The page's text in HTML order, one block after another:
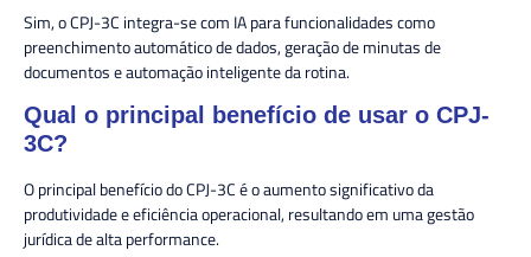
Sim, o CPJ-3C integra-se com IA para funcionalidades como
preenchimento automático de dados, geração de minutas de
documentos e automação inteligente da rotina.
Qual o principal benefício de usar o CPJ-
3C?
O principal benefício do CPJ-3C é o aumento significativo da
produtividade e eficiência operacional, resultando em uma gestão
jurídica de alta performance.